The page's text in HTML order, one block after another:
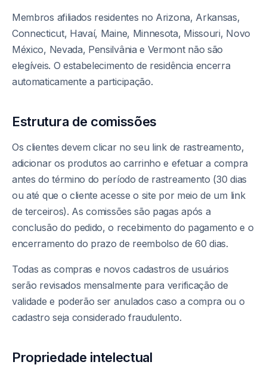
Membros afiliados residentes no Arizona, Arkansas,
Connecticut, Havaí, Maine, Minnesota, Missouri, Novo
México, Nevada, Pensilvânia e Vermont não são
elegíveis. O estabelecimento de residência encerra
automaticamente a participação.
Estrutura de comissões
Os clientes devem clicar no seu link de rastreamento,
adicionar os produtos ao carrinho e efetuar a compra
antes do término do período de rastreamento (30 dias
ou até que o cliente acesse o site por meio de um link
de terceiros). As comissões são pagas após a
conclusão do pedido, o recebimento do pagamento e o
encerramento do prazo de reembolso de 60 dias.
Todas as compras e novos cadastros de usuários
serão revisados mensalmente para verificação de
validade e poderão ser anulados caso a compra ou o
cadastro seja considerado fraudulento.
Propriedade intelectual